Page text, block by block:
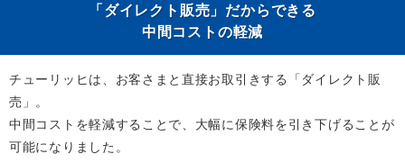
「ダイレクト販売」だからできる
中間コストの軽減
チューリッヒは、お客さまと直接お取引きする「ダイレクト販
売」。
中間コストを軽減することで、大幅に保険料を引き下げることが
可能になりました。